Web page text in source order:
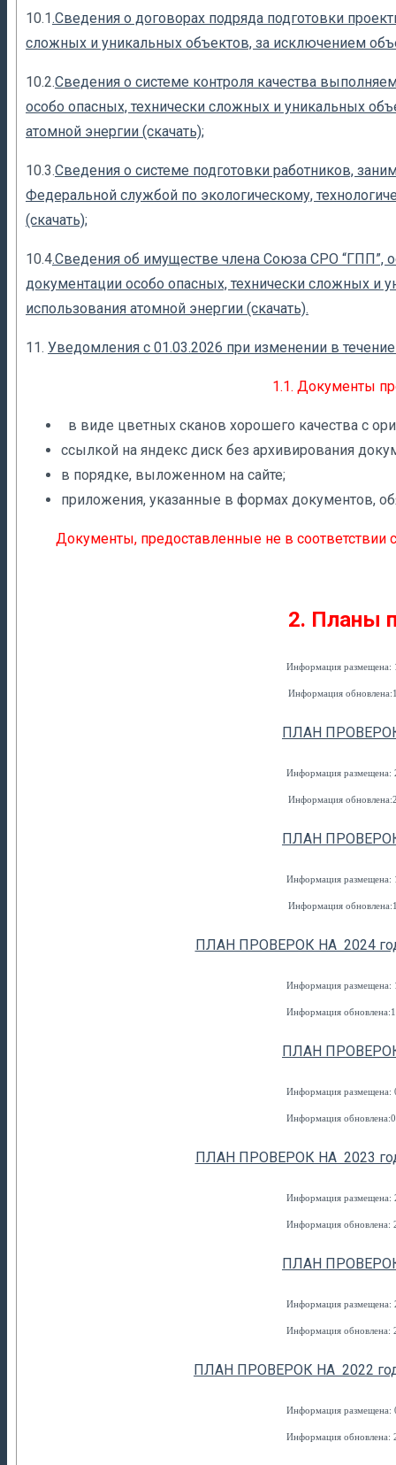
10.1.Сведения о договорах подряда подготовки
сложных и уникальных объектов, за исключением
10.2.Сведения о системе контроля качества
особо опасных, технически сложных и уникальных
атомной энергии (скачать);
10.3.Сведения о системе подготовки работников,
Федеральной службой по экологическому,
(скачать);
10.4.Сведения об имуществе члена Союза СРО “ГПП”,
документации особо опасных, технически сложных и
использования атомной энергии (скачать).
11. Уведомления с 01.03.2026 при изменении в течение
1.1. Документы
в виде цветных сканов хорошего качества с
ссылкой на яндекс диск без архивирования
в порядке, выложенном на сайте;
приложения, указанные в формах документов,
Документы, предоставленные не в соответствии
2. Планы
Информация размещена:
Информация
ПЛАН
Информация размещена:
Информация
ПЛАН
Информация размещена:
Информация
ПЛАН ПРОВЕРОК НА 2024
Информация размещена:
Информация
ПЛАН
Информация размещена:
Информация
ПЛАН ПРОВЕРОК НА 2023
Информация размещена:
Информация обновлена:
ПЛАН
Информация размещена:
Информация обновлена:
ПЛАН ПРОВЕРОК НА 2022 год
Информация размещена:
Информация обновлена: